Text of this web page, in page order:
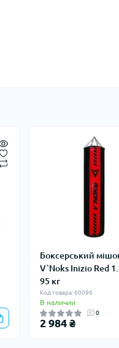
Боксерський
V`Noks Inizio Red
95 кг
Код товара: 60096
В наличии
0
2 984 ₴